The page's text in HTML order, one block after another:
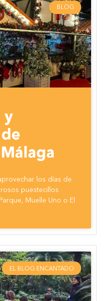
BLOG
y
los días de
puestecillos
Muelle Uno o El
EL BLOG ENCANTADO